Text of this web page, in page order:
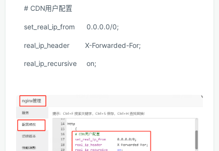
# CDN用户配置
set_real_ip_from 0.0.0.0/0;
real_ip_header X-Forwarded-For;
real_ip_recursive on;